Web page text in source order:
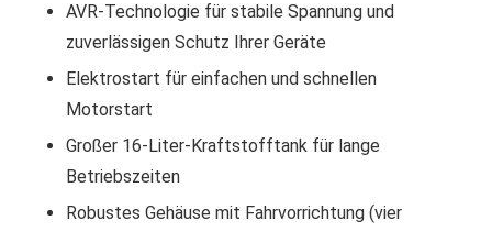
AVR-Technologie für stabile Spannung und
zuverlässigen Schutz Ihrer Geräte
Elektrostart für einfachen und schnellen
Motorstart
Großer 16-Liter-Kraftstofftank für lange
Betriebszeiten
Robustes Gehäuse mit Fahrvorrichtung (vier